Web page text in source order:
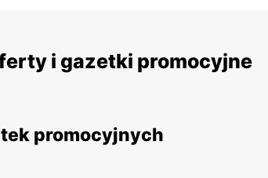
i gazetki promocyjne
promocyjnych